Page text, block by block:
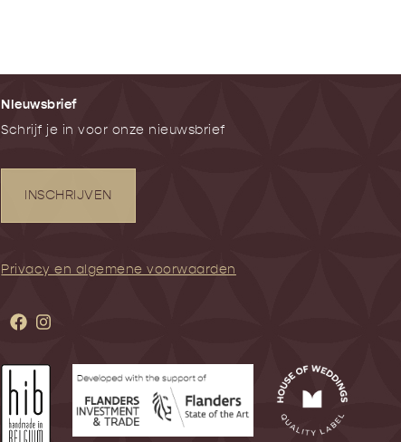
NIeuwsbrief
Schrijf je in voor onze nieuwsbrief
INSCHRIJVEN
Privacy en algemene voorwaarden